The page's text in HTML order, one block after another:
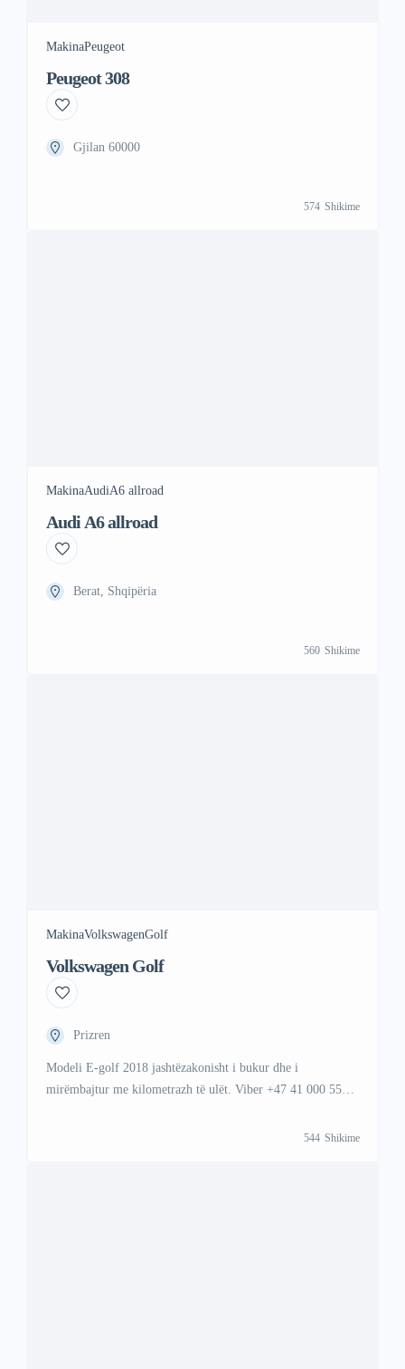
MakinaPeugeot
Peugeot 308
Gjilan 60000
574 Shikime
MakinaAudiA6 allroad
Audi A6 allroad
Berat, Shqipëria
560 Shikime
MakinaVolkswagenGolf
Volkswagen Golf
Prizren
Modeli E-golf 2018 jashtëzakonisht i bukur dhe i
mirëmbajtur me kilometrazh të ulët. Viber +47 41 000 558
544 Shikime